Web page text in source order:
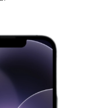
змогу
з двох
складає